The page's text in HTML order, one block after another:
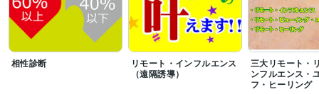
相性診断
リモート・インフルエンス
（遠隔誘導）
三大リモート・
ンフルエンス・
フ・ヒーリング